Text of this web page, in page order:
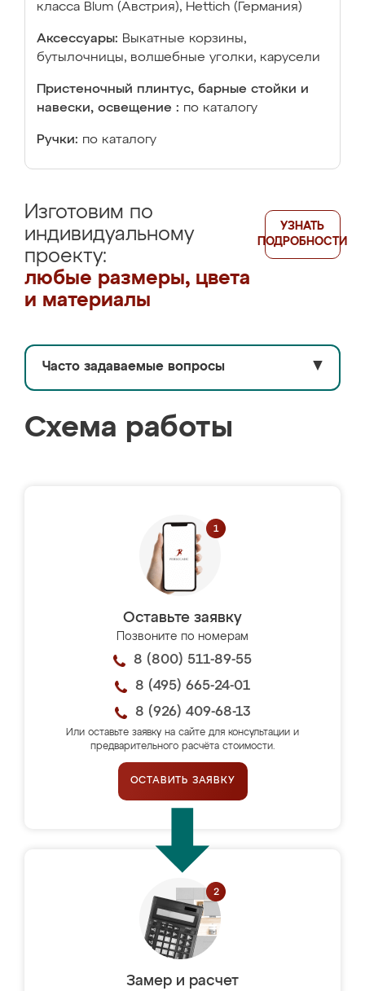
класса Blum (Австрия), Hettich (Германия)
Аксессуары: Выкатные корзины,
бутылочницы, волшебные уголки, карусели
Пристеночный плинтус, барные стойки и
навески, освещение : по каталогу
Ручки: по каталогу
Изготовим по
индивидуальному
проекту:
любые размеры, цвета
и материалы
УЗНАТЬ
ПОДРОБНОСТИ
Часто задаваемые вопросы ▼
Схема работы
Оставьте заявку
Позвоните по номерам
8 (800) 511-89-55
8 (495) 665-24-01
8 (926) 409-68-13
Или оставьте заявку на сайте для консультации и
предварительного расчёта стоимости.
ОСТАВИТЬ ЗАЯВКУ
Замер и расчет